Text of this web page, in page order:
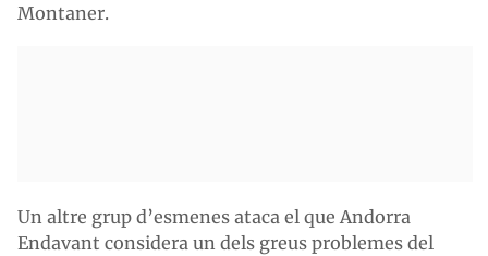
Montaner.
Un altre grup d’esmenes ataca el que Andorra
Endavant considera un dels greus problemes del